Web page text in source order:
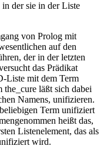
der sie in der Liste
von Prolog mit
auf den
der in der letzten
das Prädikat
Liste mit dem Term
läßt sich dabei
Namens, unifizieren.
Term unifiziert
heißt das,
Listenelement, das als
wird.